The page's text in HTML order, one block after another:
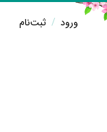
ورود / ثبت‌نام